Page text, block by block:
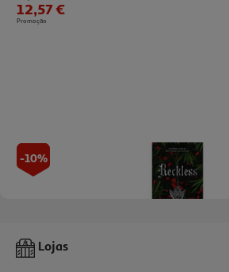
12,57 €
Promoção
-10%
Livro Reckless De Lauren Roberts
Lojas